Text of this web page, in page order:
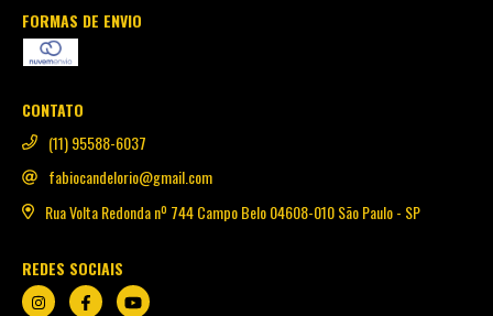
FORMAS DE ENVIO
CONTATO
(11) 95588-6037
fabiocandelorio@gmail.com
Rua Volta Redonda nº 744 Campo Belo 04608-010 São Paulo - SP
REDES SOCIAIS